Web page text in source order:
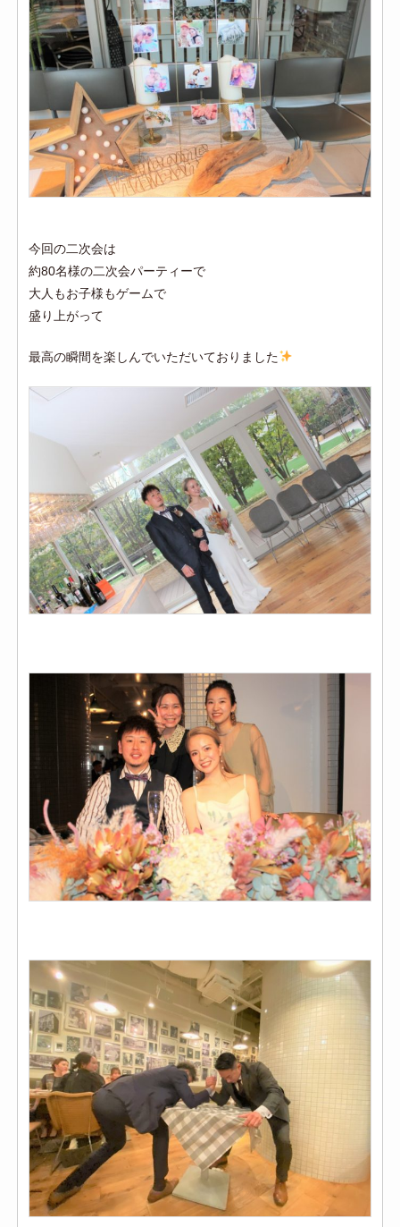
今回の二次会は
約80名様の二次会パーティーで
大人もお子様もゲームで
盛り上がって
最高の瞬間を楽しんでいただいておりました